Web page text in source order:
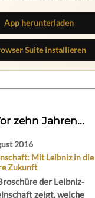
App herunterladen
Suite installieren
zehn Jahren...
2016
Mit Leibniz in die
Zukunft
der Leibniz-
zeigt, welche